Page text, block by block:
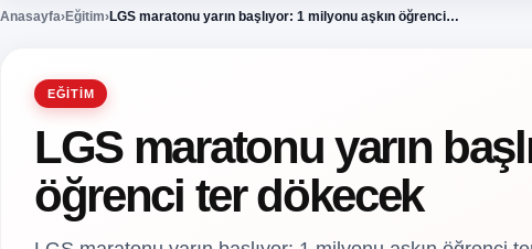
Anasayfa›Eğitim›LGS maratonu yarın başlıyor: 1 milyonu aşkın öğrenci…
EĞITIM
LGS maratonu yarın
öğrenci ter dökecek